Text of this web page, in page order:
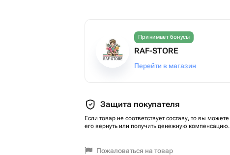
Принимает бонусы
RAF-STORE
Перейти в магазин
Защита покупателя
Если товар не соответствует составу, то вы можете
его вернуть или получить денежную компенсацию.
Пожаловаться на товар